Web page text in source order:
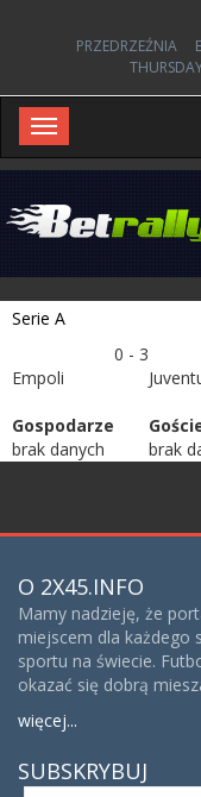
PRZEDRZEŹNIA
Toggle
navigation
Serie A
0 - 3
Empoli
Gospodarze
brak danych
brak
O 2X45.INFO
Mamy nadzieję, że
miejscem dla każdego
sportu na świecie.
okazać się dobrą
więcej...
SUBSKRYBUJ